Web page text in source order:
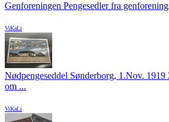
Genforeningen Pengesedler fra
ViKaLi
Nødpengeseddel Sønderborg, 1.Nov. 1919
om ...
ViKaLi